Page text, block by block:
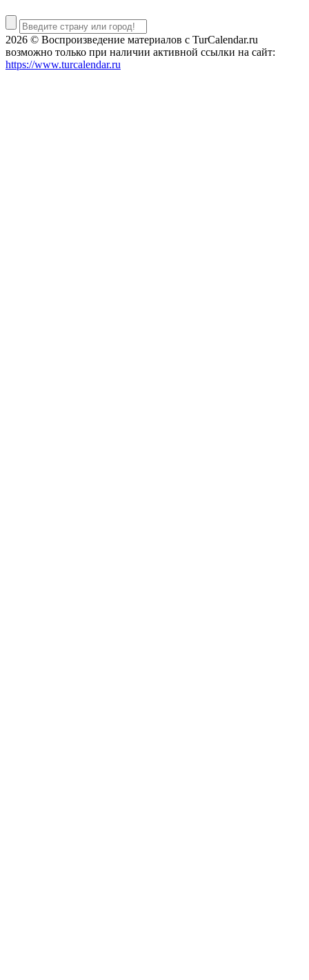
2026 © Воспроизведение материалов c TurCalendar.ru
возможно только при наличии активной ссылки на сайт:
https://www.turcalendar.ru